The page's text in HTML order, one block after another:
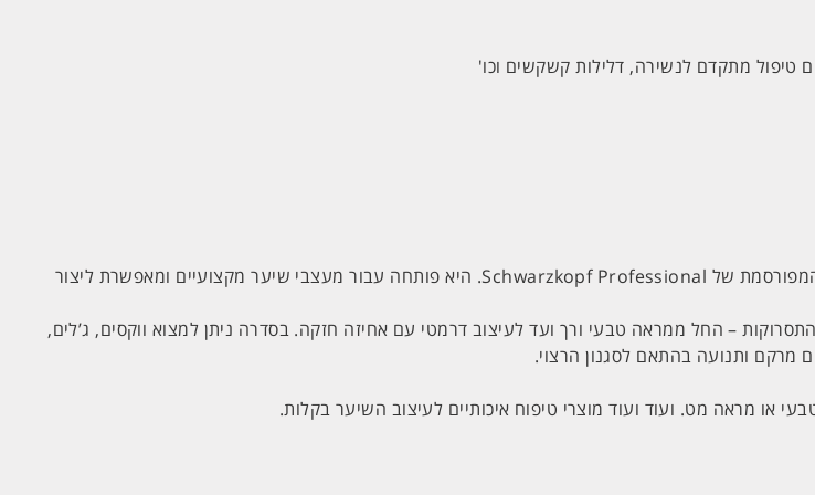
טיפול מתקדם לנשירה, דלילות קשקשים וכו'
היא סדרת מוצרי העיצוב המפורסמת של Schwarzkopf Professional. היא פותחה עבור מעצבי שיער מקצועיים ומאפשרת ליצור
– החל ממראה טבעי ורך ועד לעיצוב דרמטי עם אחיזה חזקה. בסדרה ניתן למצוא ווקסים, ג’לים,
מרקם ותנועה בהתאם לסגנון הרצוי.